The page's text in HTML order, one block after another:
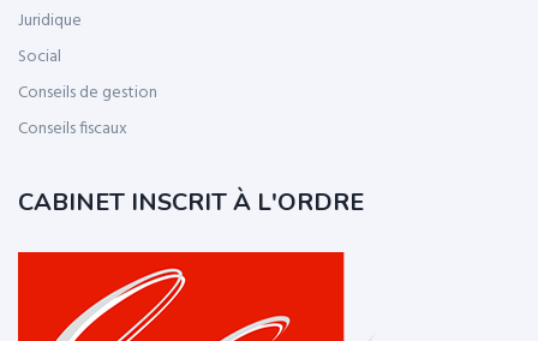
Juridique
Social
Conseils de gestion
Conseils fiscaux
CABINET INSCRIT À L'ORDRE